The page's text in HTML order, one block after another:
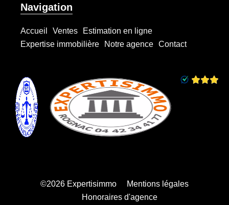
Navigation
Accueil Ventes
Estimation en ligne
Expertise immobilière
Notre agence Contact
©2026 Expertisimmo
Mentions légales
Honoraires d'agence